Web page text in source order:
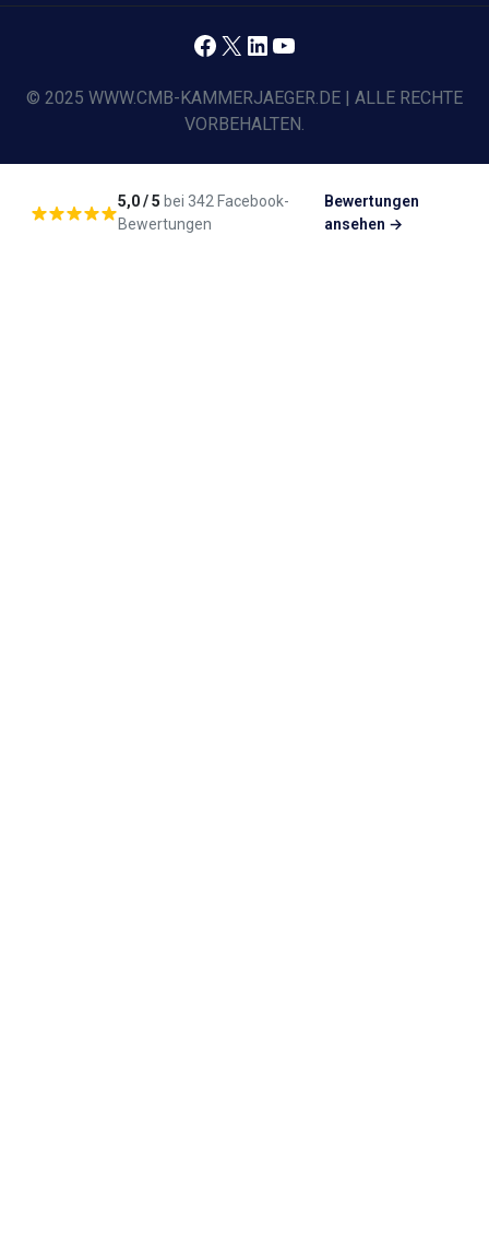
© 2025 WWW.CMB-KAMMERJAEGER.DE | ALLE RECHTE
VORBEHALTEN.
Facebook
X LinkedIn
YouTube
5,0 / 5 bei 342 Facebook-
Bewertungen
Bewertungen
ansehen →